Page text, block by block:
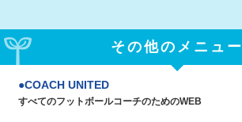
その他のメニュー
COACH UNITED
すべてのフットボールコーチのためのWEB